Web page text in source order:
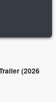
(2026